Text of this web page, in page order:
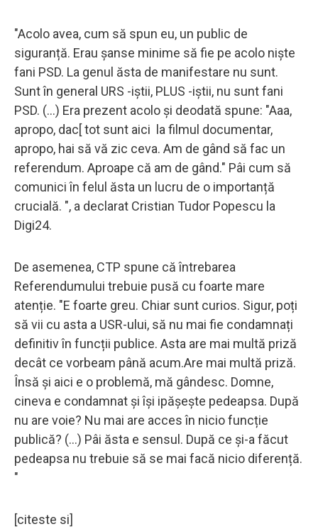
"Acolo avea, cum să spun eu, un public de
siguranță. Erau șanse minime să fie pe acolo niște
fani PSD. La genul ăsta de manifestare nu sunt.
Sunt în general URS -iștii, PLUS -iștii, nu sunt fani
PSD. (...) Era prezent acolo și deodată spune: "Aaa,
apropo, dac[ tot sunt aici la filmul documentar,
apropo, hai să vă zic ceva. Am de gând să fac un
referendum. Aproape că am de gând." Pâi cum să
comunici în felul ăsta un lucru de o importanță
crucială. ", a declarat Cristian Tudor Popescu la
Digi24.
De asemenea, CTP spune că întrebarea
Referendumului trebuie pusă cu foarte mare
atenție. "E foarte greu. Chiar sunt curios. Sigur, poți
să vii cu asta a USR-ului, să nu mai fie condamnați
definitiv în funcții publice. Asta are mai multă priză
decât ce vorbeam până acum.Are mai multă priză.
Însă și aici e o problemă, mă gândesc. Domne,
cineva e condamnat și își ipășește pedeapsa. După
nu are voie? Nu mai are acces în nicio funcție
publică? (...) Pâi ăsta e sensul. După ce și-a făcut
pedeapsa nu trebuie să se mai facă nicio diferență.
"
[citeste si]